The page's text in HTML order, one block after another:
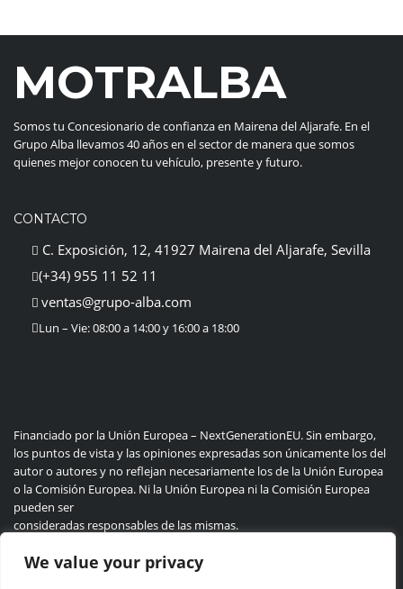
We value your privacy
MOTRALBA
Somos tu Concesionario de confianza en Mairena del Aljarafe. En el
Grupo Alba llevamos 40 años en el sector de manera que somos
quienes mejor conocen tu vehículo, presente y futuro.
CONTACTO
C. Exposición, 12, 41927 Mairena del Aljarafe, Sevilla
(+34) 955 11 52 11
ventas@grupo-alba.com
Lun – Vie: 08:00 a 14:00 y 16:00 a 18:00
Financiado por la Unión Europea – NextGenerationEU. Sin embargo,
los puntos de vista y las opiniones expresadas son únicamente los del
autor o autores y no reflejan necesariamente los de la Unión Europea
o la Comisión Europea. Ni la Unión Europea ni la Comisión Europea
pueden ser
consideradas responsables de las mismas.